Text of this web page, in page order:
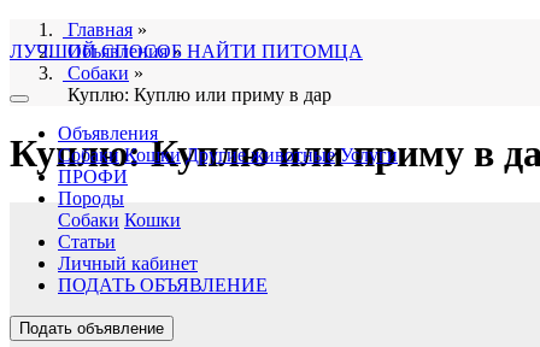
ЛУЧШИЙ СПОСОБ НАЙТИ ПИТОМЦА
Объявления
Собаки Кошки Другие животные Услуги
ПРОФИ
Породы
Собаки Кошки
Статьи
Личный кабинет
ПОДАТЬ ОБЪЯВЛЕНИЕ
Подать объявление
Главная »
Объявления»
Собаки »
Куплю: Куплю или приму в дар
Куплю: Куплю или приму в